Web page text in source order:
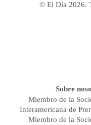
© El Día 2026.
Sobre
Miembro de la
Interamericana de
Miembro de la